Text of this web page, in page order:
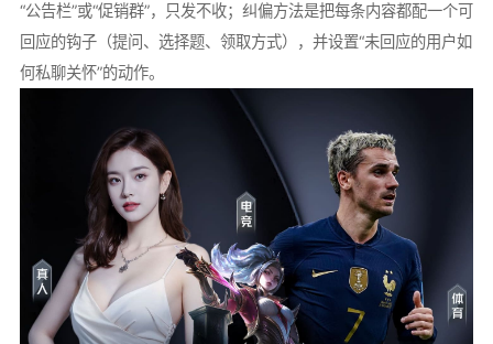
“公告栏”或“促销群”，只发不收；纠偏方法是把每条内容都配一个可
回应的钩子（提问、选择题、领取方式），并设置“未回应的用户如
何私聊关怀”的动作。